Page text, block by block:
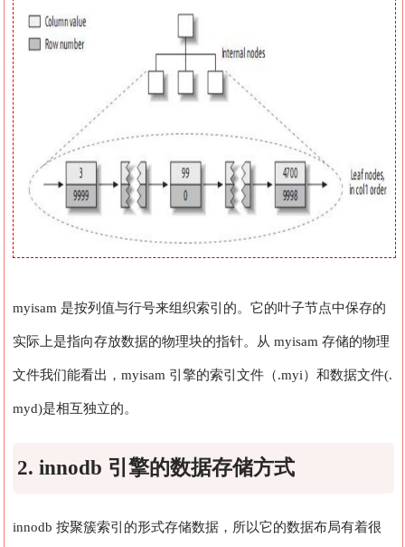
myisam 是按列值与行号来组织索引的。它的叶子节点中保存的
实际上是指向存放数据的物理块的指针。从 myisam 存储的物理
文件我们能看出，myisam 引擎的索引文件（.myi）和数据文件(.
myd)是相互独立的。
2. innodb 引擎的数据存储方式
innodb 按聚簇索引的形式存储数据，所以它的数据布局有着很